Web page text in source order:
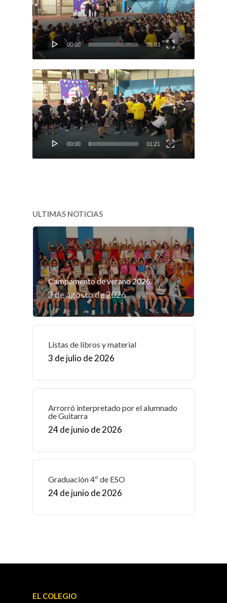
00:00 05:03
Reproductor
de
vídeo
00:00 01:21
ULTIMAS NOTICIAS
Campamento de verano 2026
3 de agosto de 2026
Listas de libros y material
3 de julio de 2026
Arrorró interpretado por el alumnado
de Guitarra
24 de junio de 2026
Graduación 4º de ESO
24 de junio de 2026
EL COLEGIO